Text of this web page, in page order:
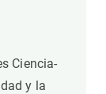
Ciencia-
y la